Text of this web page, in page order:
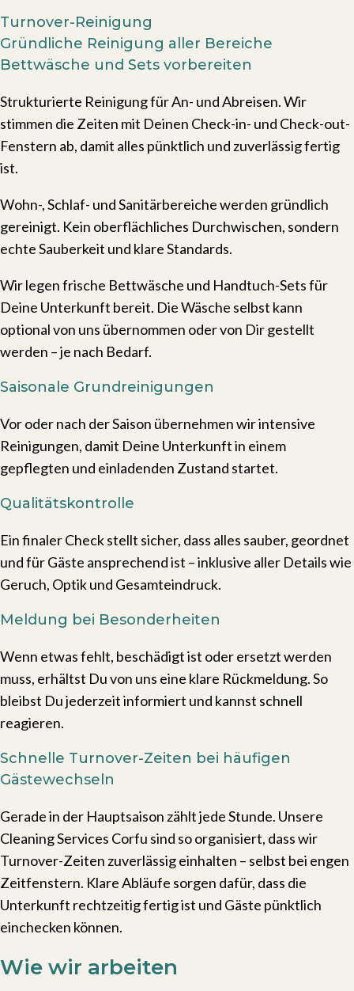
Turnover-Reinigung
Gründliche Reinigung aller Bereiche
Bettwäsche und Sets vorbereiten
Strukturierte Reinigung für An- und Abreisen. Wir
stimmen die Zeiten mit Deinen Check-in- und Check-out-
Fenstern ab, damit alles pünktlich und zuverlässig fertig
ist.
Wohn-, Schlaf- und Sanitärbereiche werden gründlich
gereinigt. Kein oberflächliches Durchwischen, sondern
echte Sauberkeit und klare Standards.
Wir legen frische Bettwäsche und Handtuch-Sets für
Deine Unterkunft bereit. Die Wäsche selbst kann
optional von uns übernommen oder von Dir gestellt
werden – je nach Bedarf.
Saisonale Grundreinigungen
Vor oder nach der Saison übernehmen wir intensive
Reinigungen, damit Deine Unterkunft in einem
gepflegten und einladenden Zustand startet.
Qualitätskontrolle
Ein finaler Check stellt sicher, dass alles sauber, geordnet
und für Gäste ansprechend ist – inklusive aller Details wie
Geruch, Optik und Gesamteindruck.
Meldung bei Besonderheiten
Wenn etwas fehlt, beschädigt ist oder ersetzt werden
muss, erhältst Du von uns eine klare Rückmeldung. So
bleibst Du jederzeit informiert und kannst schnell
reagieren.
Schnelle Turnover-Zeiten bei häufigen
Gästewechseln
Gerade in der Hauptsaison zählt jede Stunde. Unsere
Cleaning Services Corfu sind so organisiert, dass wir
Turnover-Zeiten zuverlässig einhalten – selbst bei engen
Zeitfenstern. Klare Abläufe sorgen dafür, dass die
Unterkunft rechtzeitig fertig ist und Gäste pünktlich
einchecken können.
Wie wir arbeiten